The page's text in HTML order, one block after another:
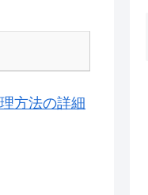
方法の詳細